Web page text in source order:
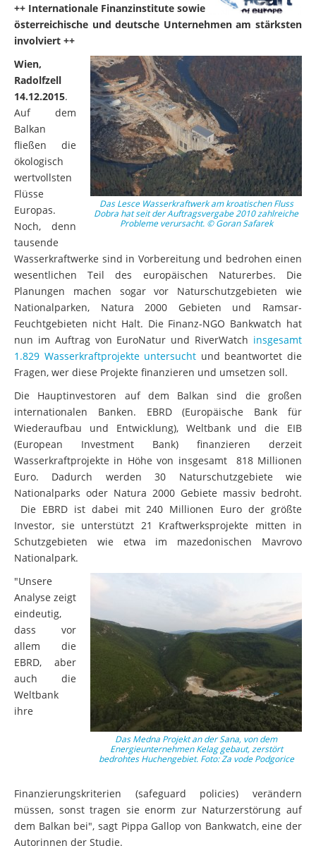
++ Internationale Finanzinstitute sowie
österreichische und deutsche Unternehmen am stärksten
involviert ++
Das Lesce Wasserkraftwerk am kroatischen Fluss
Dobra hat seit der Auftragsvergabe 2010 zahlreiche
Probleme verursacht. © Goran Safarek
Wien,
Radolfzell
14.12.2015.
Auf dem
Balkan
fließen die
ökologisch
wertvollsten
Flüsse
Europas.
Noch, denn
tausende
Wasserkraftwerke sind in Vorbereitung und bedrohen einen
wesentlichen Teil des europäischen Naturerbes. Die
Planungen machen sogar vor Naturschutzgebieten wie
Nationalparken, Natura 2000 Gebieten und Ramsar-
Feuchtgebieten nicht Halt. Die Finanz-NGO Bankwatch hat
nun im Auftrag von EuroNatur und RiverWatch insgesamt
1.829 Wasserkraftprojekte untersucht und beantwortet die
Fragen, wer diese Projekte finanzieren und umsetzen soll.
Die Hauptinvestoren auf dem Balkan sind die großen
internationalen Banken. EBRD (Europäische Bank für
Wiederaufbau und Entwicklung), Weltbank und die EIB
(European Investment Bank) finanzieren derzeit
Wasserkraftprojekte in Höhe von insgesamt 818 Millionen
Euro. Dadurch werden 30 Naturschutzgebiete wie
Nationalparks oder Natura 2000 Gebiete massiv bedroht.
Die EBRD ist dabei mit 240 Millionen Euro der größte
Investor, sie unterstützt 21 Kraftwerksprojekte mitten in
Schutzgebieten wie etwa im mazedonischen Mavrovo
Nationalpark.
Das Medna Projekt an der Sana, von dem
Energieunternehmen Kelag gebaut, zerstört
bedrohtes Huchengebiet. Foto: Za vode Podgorice
"Unsere
Analyse zeigt
eindeutig,
dass vor
allem die
EBRD, aber
auch die
Weltbank
ihre
Finanzierungskriterien (safeguard policies) verändern
müssen, sonst tragen sie enorm zur Naturzerstörung auf
dem Balkan bei", sagt Pippa Gallop von Bankwatch, eine der
Autorinnen der Studie.